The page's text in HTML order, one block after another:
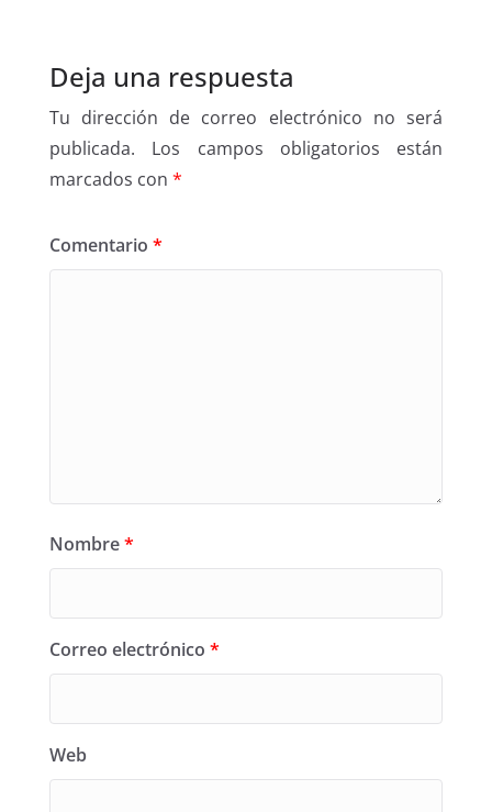
Deja una respuesta
Tu dirección de correo electrónico no será
publicada.
Los campos obligatorios están
marcados con *
Comentario *
Nombre*
Correo electrónico *
Web